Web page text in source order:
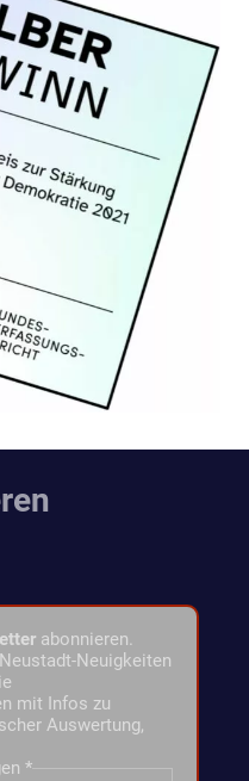
abonnieren.
Neuigkeiten
mit Infos zu
Auswertung,
*